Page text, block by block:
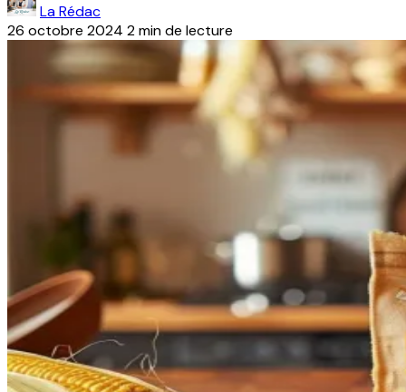
La Rédac
26 octobre 2024 2 min de lecture